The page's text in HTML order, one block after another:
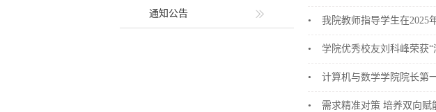
通知公告
• 我院教师指导学生在2025
• 学院优秀校友刘科峰荣获
• 计算机与数学学院院长第
• 需求精准对策 培养双向